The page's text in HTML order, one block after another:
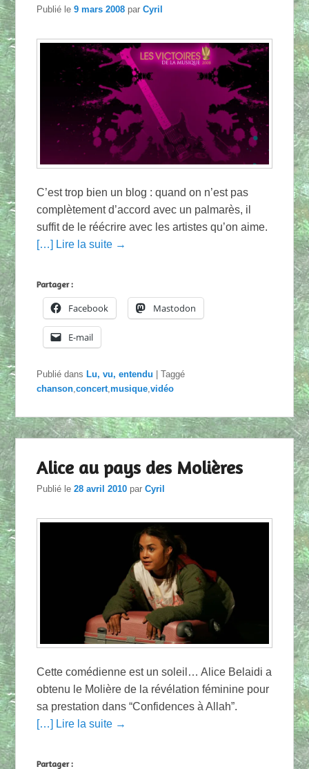
Publié le9 mars 2008 parCyril
C’est trop bien un blog : quand on n’est pas
complètement d’accord avec un palmarès, il
suffit de le réécrire avec les artistes qu’on aime.
[…] Lire la suite →
Partager :
Facebook Mastodon
E-mail
Publié dans Lu, vu, entendu |Taggé
chanson,concert,musique,vidéo
Alice au pays des Molières
Publié le28 avril 2010 parCyril
Cette comédienne est un soleil… Alice Belaidi a
obtenu le Molière de la révélation féminine pour
sa prestation dans “Confidences à Allah”.
[…] Lire la suite →
Partager :